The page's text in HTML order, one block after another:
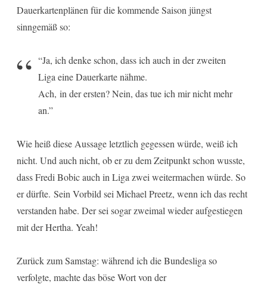
Dauerkartenplänen für die kommende Saison jüngst
sinngemäß so:
“Ja, ich denke schon, dass ich auch in der zweiten
Liga eine Dauerkarte nähme.
Ach, in der ersten? Nein, das tue ich mir nicht mehr
an.”
Wie heiß diese Aussage letztlich gegessen würde, weiß ich
nicht. Und auch nicht, ob er zu dem Zeitpunkt schon wusste,
dass Fredi Bobic auch in Liga zwei weitermachen würde. So
er dürfte. Sein Vorbild sei Michael Preetz, wenn ich das recht
verstanden habe. Der sei sogar zweimal wieder aufgestiegen
mit der Hertha. Yeah!
Zurück zum Samstag: während ich die Bundesliga so
verfolgte, machte das böse Wort von der